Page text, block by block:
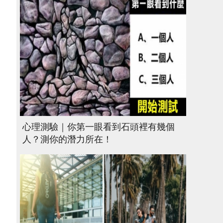
心理測驗｜你第一眼看到石頭裡有幾個
人？測你的潛力所在！